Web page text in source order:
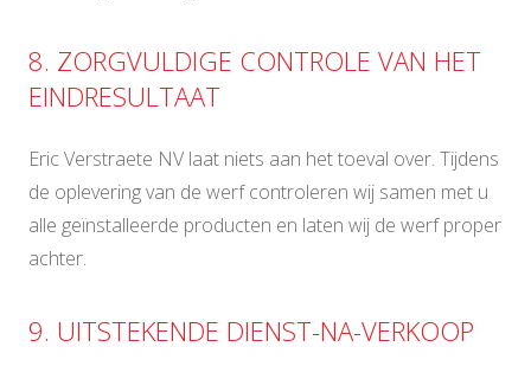
8. ZORGVULDIGE CONTROLE VAN HET
EINDRESULTAAT
Eric Verstraete NV laat niets aan het toeval over. Tijdens
de oplevering van de werf controleren wij samen met u
alle geïnstalleerde producten en laten wij de werf proper
achter.
9. UITSTEKENDE DIENST-NA-VERKOOP